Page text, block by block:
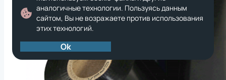
аналогичные технологии. Пользуясь данным
сайтом, Вы не возражаете против использования
этих технологий.
Ok